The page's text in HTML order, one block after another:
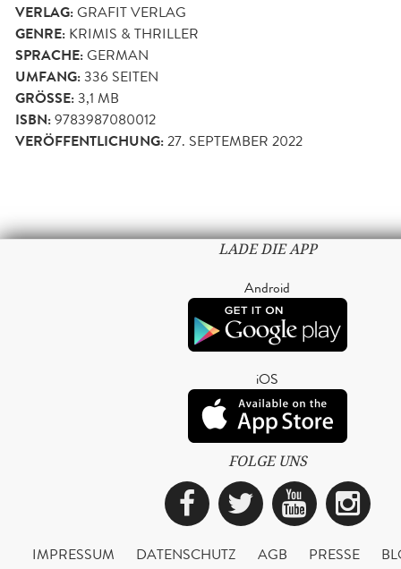
VERLAG:GRAFIT VERLAG
GENRE: KRIMIS & THRILLER
SPRACHE:GERMAN
UMFANG:336 SEITEN
GRÖSSE: 3,1 MB
ISBN:9783987080012
VERÖFFENTLICHUNG:27. SEPTEMBER 2022
LADE DIE APP
Android
iOS
FOLGE UNS
Facebook
Twitter
IMPRESSUM DATENSCHUTZ AGB PRESSE